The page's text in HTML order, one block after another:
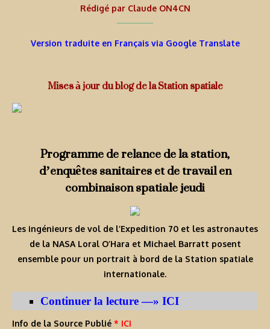
Rédigé par Claude ON4CN
Version traduite en Français via Google Translate
Mises à jour du blog de la Station spatiale
Programme de relance de la station,
d’enquêtes sanitaires et de travail en
combinaison spatiale jeudi
Les ingénieurs de vol de l’Expedition 70 et les astronautes
de la NASA Loral O’Hara et Michael Barratt posent
ensemble pour un portrait à bord de la Station spatiale
internationale.
Continuer la lecture —» ICI
Info de la Source Publié * ICI